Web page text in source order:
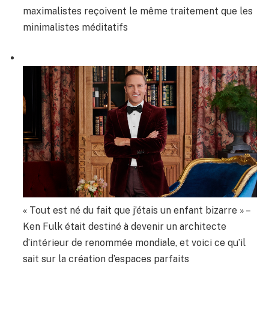
maximalistes reçoivent le même traitement que les
minimalistes méditatifs
« Tout est né du fait que j’étais un enfant bizarre » –
Ken Fulk était destiné à devenir un architecte
d’intérieur de renommée mondiale, et voici ce qu’il
sait sur la création d’espaces parfaits